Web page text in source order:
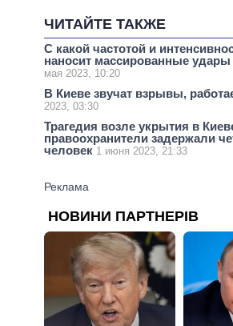
ЧИТАЙТЕ ТАКЖЕ
С какой частотой и
наносит массированные удары
мая 2023, 10:20
В Киеве звучат взрывы,
2023, 03:30
Трагедия возле укрытия в
правоохранители задержали
человек 1 июня 2023, 21:33